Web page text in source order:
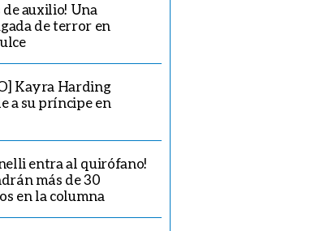
de auxilio! Una
de terror en
Kayra Harding
a su príncipe en
entra al quirófano!
más de 30
en la columna